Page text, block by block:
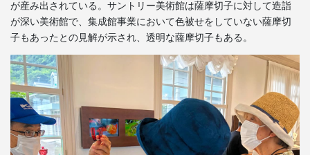
が産み出されている。サントリー美術館は薩摩切子に対して造詣
が深い美術館で、集成館事業において色被せをしていない薩摩切
子もあったとの見解が示され、透明な薩摩切子もある。